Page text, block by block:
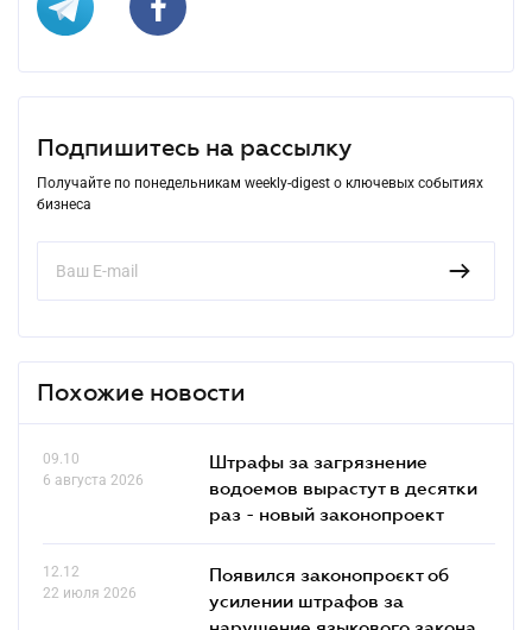
Подпишитесь на рассылку
Получайте по понедельникам weekly-digest о ключевых событиях
бизнеса
Похожие новости
09.10
6 августа 2026
Штрафы за загрязнение
водоемов вырастут в десятки
раз - новый законопроект
12.12
22 июля 2026
Появился законопроєкт об
усилении штрафов за